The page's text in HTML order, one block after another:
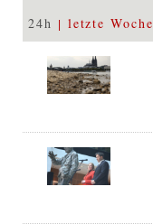
24h letzte Woche